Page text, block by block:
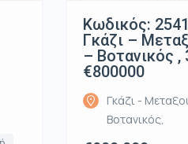
Κωδικός:
Γκάζι –
– Βοτανικός ,
€800000
Γκάζι -
Βοτανικός,